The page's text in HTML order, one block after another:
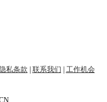
隐私条款 联系我们 工作机会